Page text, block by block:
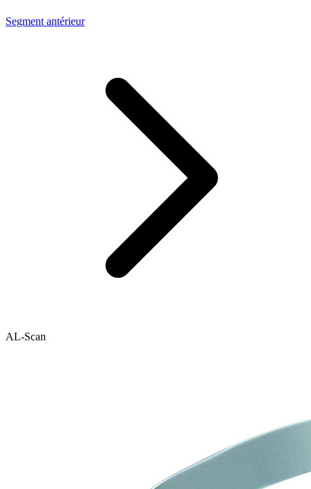
Segment antérieur
AL-Scan